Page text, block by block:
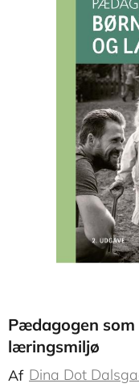
Pædagogen
læringsmiljø
Af Dina Dot